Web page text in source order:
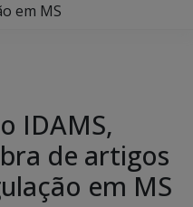
em MS
IDAMS,
de artigos
em MS